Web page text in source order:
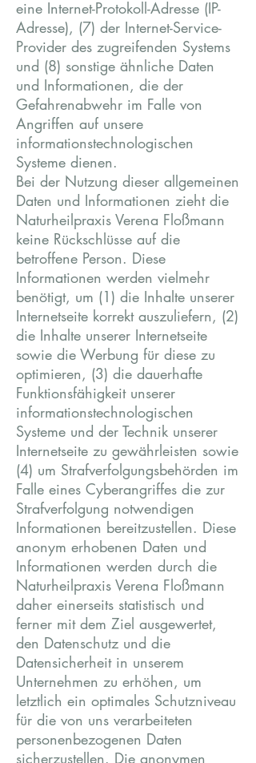
eine Internet-Protokoll-Adresse (IP-
Adresse), (7) der Internet-Service-
Provider des zugreifenden Systems
und (8) sonstige ähnliche Daten
und Informationen, die der
Gefahrenabwehr im Falle von
Angriffen auf unsere
informationstechnologischen
Systeme dienen.
Bei der Nutzung dieser allgemeinen
Daten und Informationen zieht die
Naturheilpraxis Verena Floßmann
keine Rückschlüsse auf die
betroffene Person. Diese
Informationen werden vielmehr
benötigt, um (1) die Inhalte unserer
Internetseite korrekt auszuliefern, (2)
die Inhalte unserer Internetseite
sowie die Werbung für diese zu
optimieren, (3) die dauerhafte
Funktionsfähigkeit unserer
informationstechnologischen
Systeme und der Technik unserer
Internetseite zu gewährleisten sowie
(4) um Strafverfolgungsbehörden im
Falle eines Cyberangriffes die zur
Strafverfolgung notwendigen
Informationen bereitzustellen. Diese
anonym erhobenen Daten und
Informationen werden durch die
Naturheilpraxis Verena Floßmann
daher einerseits statistisch und
ferner mit dem Ziel ausgewertet,
den Datenschutz und die
Datensicherheit in unserem
Unternehmen zu erhöhen, um
letztlich ein optimales Schutzniveau
für die von uns verarbeiteten
personenbezogenen Daten
sicherzustellen. Die anonymen